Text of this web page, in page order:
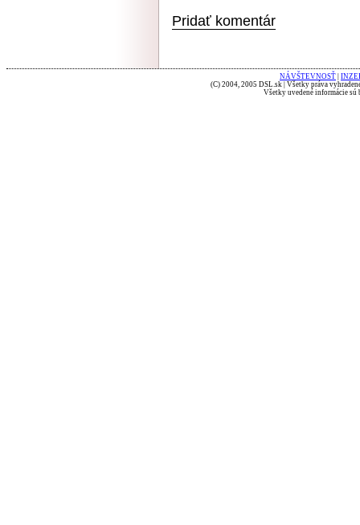
Pridať komentár
NÁVŠTEVNOSŤ
(C) 2004, 2005 DSL.sk | Všetky práva
Všetky uvedené informácie sú